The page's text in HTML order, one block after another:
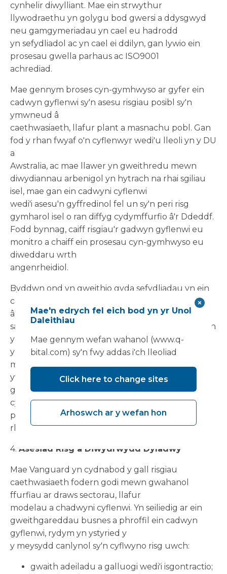
cynhelir diwylliant. Mae ein strwythur
llywodraethu yn golygu bod gwersi a ddysgwyd
neu gamgymeriadau yn cael eu hadrodd
yn sefydliadol ac yn cael ei ddilyn, gan lywio ein
prosesau gwella parhaus ac ISO9001
achrediad.
Mae gennym broses cyn-gymhwyso ar gyfer ein
cadwyn gyflenwi sy'n asesu risgiau posibl sy'n
ymwneud â
caethwasiaeth, llafur plant a masnachu pobl. Gan
fod y rhan fwyaf o'n cyflenwyr wedi'u lleoli yn y DU
a
Awstralia, ac mae llawer yn gweithredu mewn
diwydiannau arbenigol yn hytrach na rhai sgiliau
isel, mae gan ein cadwyni cyflenwi
wedi'i asesu'n gyffredinol fel un sy'n peri risg
gymharol isel o ran diffyg cydymffurfio â'r Ddeddf.
Fodd bynnag, caiff risgiau'r gadwyn gyflenwi eu
monitro a chaiff ein prosesau cyn-gymhwyso eu
diweddaru wrth
angenrheidiol.
Byddwn ond yn gweithio gyda sefydliadau yn ein
cadwyn gyflenwi sydd ag ymrwymiadau yn unol
â'r
safonau'r Grŵp a gallant roi sicrwydd nad ydynt yn
ymwneud â chaethwasiaeth fodern, nac
ymddygiad dynol
masnachu. Er mai cyfrifoldeb y sefydliadau hynny
yw gweithredu eu polisïau eu hunain a
gweithdrefnau, rydym yn monitro
cydymffurfiaeth drwy ymsefydlu cyflenwyr,
prosesau cyn-gymhwyso,
rheoli contractau a rheolaethau llywodraethu.
4. Asesiad Risg a Diwydrwydd Dyladwy
Mae Vanguard yn cydnabod y gall risgiau
caethwasiaeth fodern godi mewn gwahanol
ffurfiau ar draws sectorau, llafur
modelau a chadwyni cyflenwi. Yn seiliedig ar ein
gweithgareddau busnes a phroffil ein cadwyn
gyflenwi, rydym yn ystyried y
y meysydd canlynol sy'n cyflwyno risg uwch:
gwaith adeiladu a galluogi wedi'i isgontractio;
Mae'n edrych fel eich bod yn yr Unol
Daleithiau
Mae gennym wefan wahanol (www.q-
bital.com) sy'n fwy addas i'ch lleoliad
Click here to change sites
Arhoswch ar y wefan hon